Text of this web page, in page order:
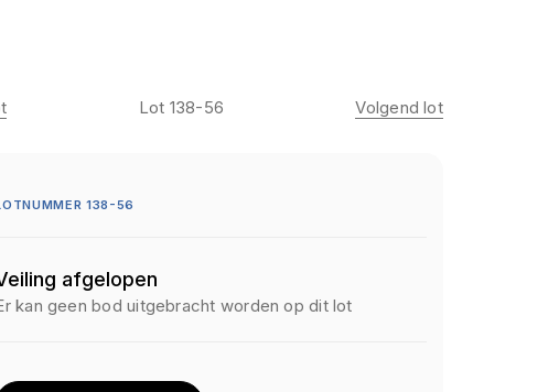
Lot 138-56 Volgend lot
138-56
afgelopen
kan geen bod uitgebracht worden op dit lot